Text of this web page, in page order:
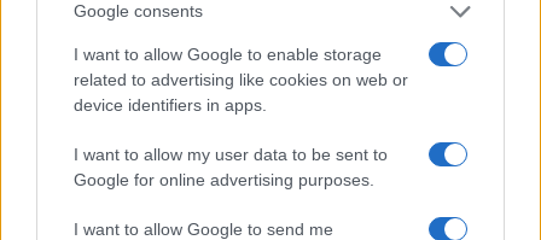
Google consents
I want to allow Google to enable storage
related to advertising like cookies on web or
device identifiers in apps.
I want to allow my user data to be sent to
Google for online advertising purposes.
I want to allow Google to send me
Continua a leggere